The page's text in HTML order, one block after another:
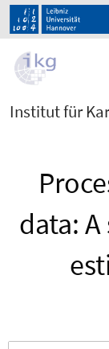
Institut für
data: